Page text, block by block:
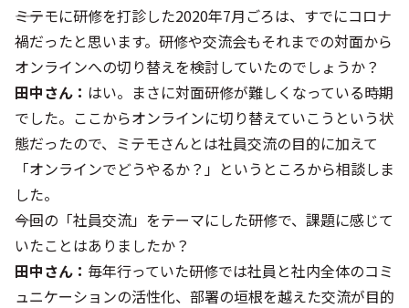
――ミテモに研修を打診した2020年7月ごろは、すでにコロナ
禍だったと思います。研修や交流会もそれまでの対面から
オンラインへの切り替えを検討していたのでしょうか？
田中さん： はい。まさに対面研修が難しくなっている時期
でした。ここからオンラインに切り替えていこうという状
態だったので、ミテモさんとは社員交流の目的に加えて
「オンラインでどうやるか？」というところから相談しま
した。
――今回の「社員交流」をテーマにした研修で、課題に感じて
いたことはありましたか？
田中さん： 毎年行っていた研修では社員と社内全体のコミ
ュニケーションの活性化、部署の垣根を越えた交流が目的